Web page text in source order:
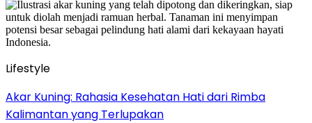
Lifestyle
Akar Kuning: Rahasia Kesehatan Hati dari Rimba
Kalimantan yang Terlupakan